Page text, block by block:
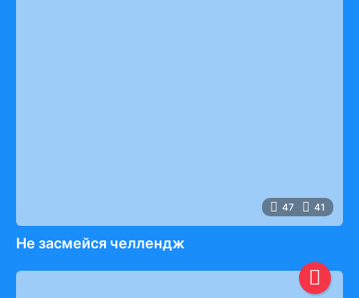
47 41
Не засмейся челлендж